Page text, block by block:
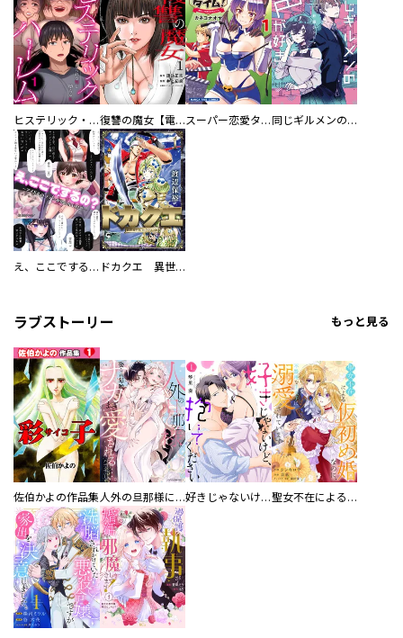
ヒステリック・ハーレム～搾られる男と堕ちる女～【電子単行本版】 復讐の魔女【電子単行本版】 スーパー恋愛タイム！～現場でドＳな彼女は自宅でデレる～ 同じギルメンの声が好き
え、ここでするの？ アイドルのファンが知らない日常 ドカクエ 異世界ドカコッククエスト
ラブストーリー もっと見る
佐伯かよの作品集 人外の旦那様に娶られ毎晩ナカまで愛される…。アンソロジー 好きじゃないけど、抱いてください【電子単行本版／特典おまけ付き】 聖女不在による仮初め婚なのに、不器用な王太子に溺愛されています【電子単行本版／特典おまけ付き】